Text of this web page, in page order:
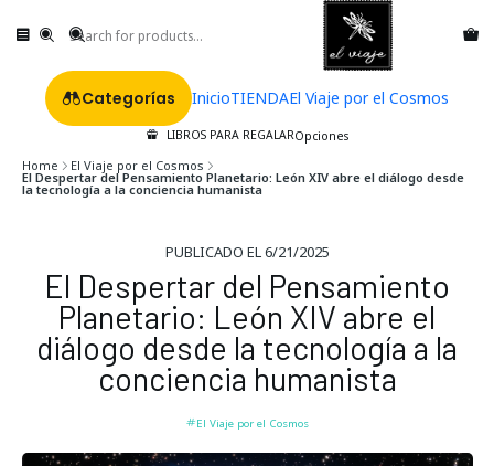
Categorías InicioTIENDAEl Viaje por el Cosmos
LIBROS PARA REGALAROpciones
Home El Viaje por el Cosmos
El Despertar del Pensamiento Planetario: León XIV abre el diálogo desde
la tecnología a la conciencia humanista
PUBLICADO EL 6/21/2025
El Despertar del Pensamiento
Planetario: León XIV abre el
diálogo desde la tecnología a la
conciencia humanista
El Viaje por el Cosmos